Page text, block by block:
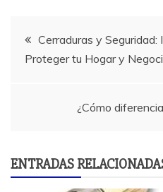
Navegación
de
entradas
Cerraduras y Seguridad:
Proteger tu Hogar y
¿Cómo
ENTRADAS